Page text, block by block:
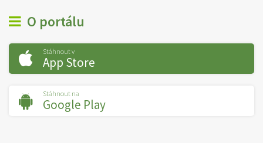
O portálu
Stáhnout v
App Store
Stáhnout na
Google Play